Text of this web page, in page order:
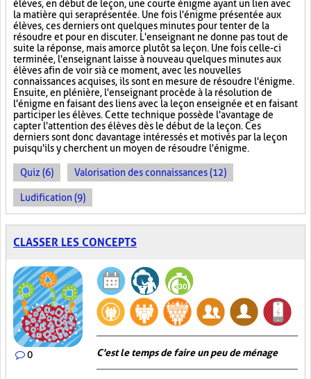
élèves, en début de leçon, une courte énigme ayant un lien avec
la matière qui sera présentée. Une fois l'énigme présentée aux
élèves, ces derniers ont quelques minutes pour tenter de la
résoudre et pour en discuter. L'enseignant ne donne pas tout de
suite la réponse, mais amorce plutôt sa leçon. Une fois celle-ci
terminée, l'enseignant laisse à nouveau quelques minutes aux
élèves afin de voir si à ce moment, avec les nouvelles
connaissances acquises, ils sont en mesure de résoudre l'énigme.
Ensuite, en plénière, l'enseignant procède à la résolution de
l'énigme en faisant des liens avec la leçon enseignée et en faisant
participer les élèves. Cette technique possède l'avantage de
capter l'attention des élèves dès le début de la leçon. Ces
derniers sont donc davantage intéressés et motivés par la leçon
puisqu'ils y cherchent un moyen de résoudre l'énigme.
Quiz (6) Valorisation des connaissances (12)
Ludification (9)
CLASSER LES CONCEPTS
0 C'est le temps de faire un peu de ménage